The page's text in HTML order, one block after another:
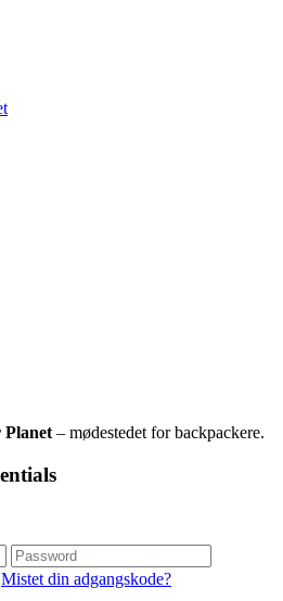
Planet – mødestedet for backpackere.
Mistet din adgangskode?